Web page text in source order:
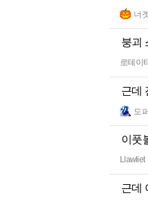
너
붕괴
로테이
근데
도
이풋
Llawliet
근데